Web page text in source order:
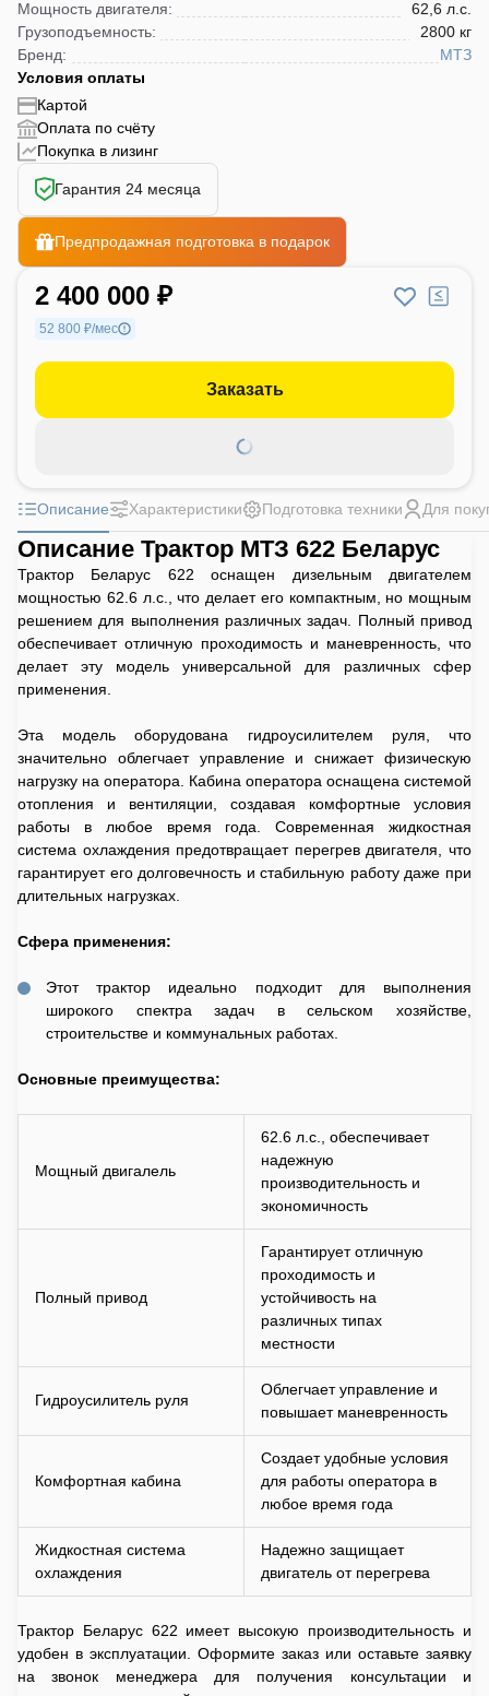
Мощность двигателя:
62,6 л.с.
Грузоподъемность:
2800 кг
Бренд:
МТЗ
Условия оплаты
Картой
Оплата по счёту
Покупка в лизинг
Гарантия 24 месяца
Предпродажная подготовка в подарок
2 400 000 ₽
52 800 ₽/мес
Заказать
Описание Характеристики Подготовка техники Для
Описание Трактор МТЗ 622 Беларус
Трактор Беларус 622 оснащен дизельным двигателем
мощностью 62.6 л.с., что делает его компактным, но мощным
решением для выполнения различных задач. Полный привод
обеспечивает отличную проходимость и маневренность, что
делает эту модель универсальной для различных сфер
применения.
Эта модель оборудована гидроусилителем руля, что
значительно облегчает управление и снижает физическую
нагрузку на оператора. Кабина оператора оснащена системой
отопления и вентиляции, создавая комфортные условия
работы в любое время года. Современная жидкостная
система охлаждения предотвращает перегрев двигателя, что
гарантирует его долговечность и стабильную работу даже при
длительных нагрузках.
Сфера применения:
Этот трактор идеально подходит для выполнения
широкого спектра задач в сельском хозяйстве,
строительстве и коммунальных работах.
Основные преимущества:
Мощный двигалель
62.6 л.с., обеспечивает
надежную
производительность и
экономичность
Полный привод
Гарантирует отличную
проходимость и
устойчивость на
различных типах
местности
Гидроусилитель руля
Облегчает управление и
повышает маневренность
Комфортная кабина
Создает удобные условия
для работы оператора в
любое время года
Жидкостная система
охлаждения
Надежно защищает
двигатель от перегрева
Трактор Беларус 622 имеет высокую производительность и
удобен в эксплуатации. Оформите заказ или оставьте заявку
на звонок менеджера для получения консультации и